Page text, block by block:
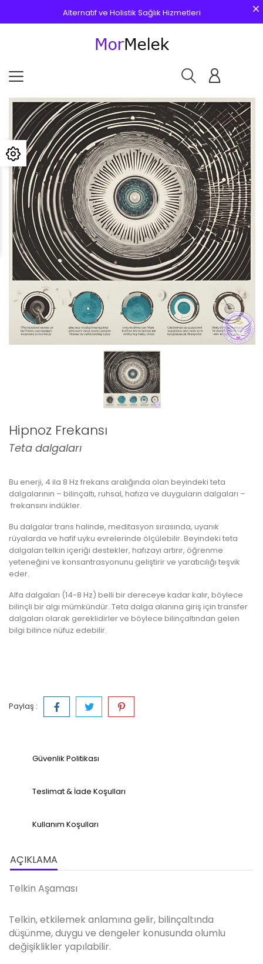
Alternatif ve Holistik Sağlık Hizmetleri
Yaşam, Aile ve Öğrenci koçluğu
Eft/NLP Master
Nefes Terapisi
Kozmik Master
MORMELEK AKADEMİ & DANIŞMANLIK
ŞİFA HATUN AKAGÜNDÜZ
Alternatif ve Holistik Sağlık Hizmetleri
Yaşam, Aile ve Öğrenci koçluğu
Spritüel Danışman
Bilinçaltı ve Meditasyon
Eft/NLP Master
Nefes Terapisi
Kozmik Master
Hipnoz Frekansı
Teta dalgaları
Bu enerji, 4 ila 8 Hz frekans aralığında olan beyindeki teta
dalgalarının – bilinçaltı, ruhsal, hafıza ve duyguların dalgaları –
frekansını indükler.
Bu dalgalar trans halinde, meditasyon sırasında, uyanık
rüyalarda ve hafif uyku evrelerinde ölçülebilir. Beyindeki teta
dalgaları telkin içeriği destekler, hafızayı artırır, öğrenme
yeteneğini ve konsantrasyonunu geliştirir ve yaratıcılığı teşvik
eder.
Alfa dalgaları (14-8 Hz) belli bir dereceye kadar kalır, böylece
bilinçli bir algı mümkündür. Teta dalga alanına giriş için transfer
dalgaları olarak gereklidirler ve böylece bilinçaltından gelen
bilgi bilince nüfuz edebilir.
Paylaş :
Güvenlik Politikası
Teslimat & İade Koşulları
Kullanım Koşulları
AÇIKLAMA
Telkin Aşaması
Telkin, etkilemek anlamına gelir, bilinçaltında
düşünme, duygu ve dengeler konusunda olumlu
değişiklikler yapılabilir.